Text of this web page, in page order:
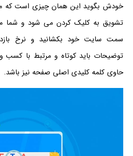
خودش بگوید این همان چیزی است که
تشویق به کلیک کردن می شود و شما
سمت سایت خود بکشانید و نرخ
توضیحات باید کوتاه و مرتبط با کسب و
حاوی کلمه کلیدی اصلی صفحه نیز باشد.